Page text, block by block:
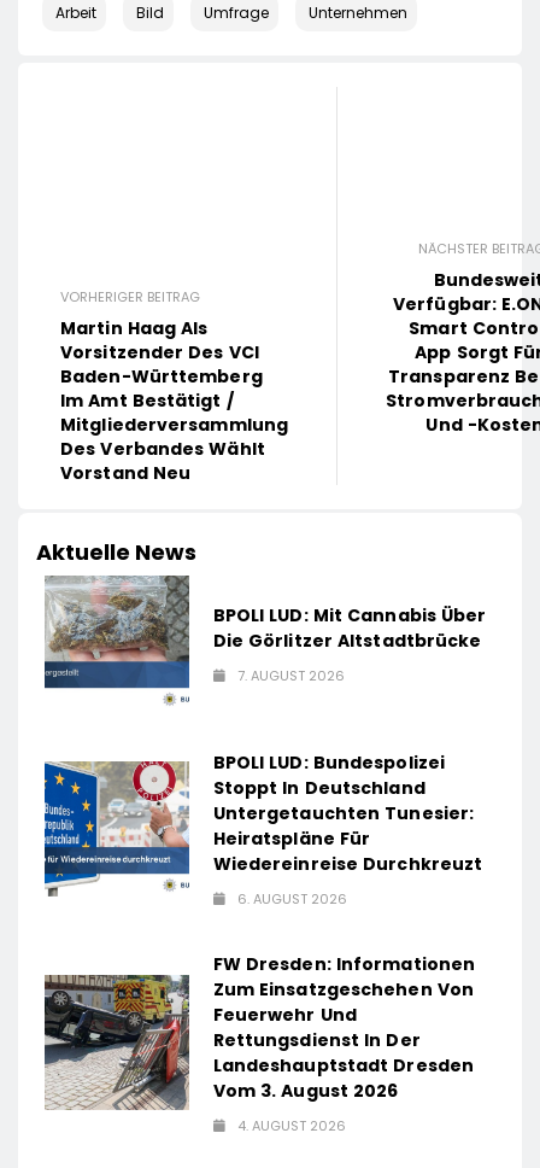
Arbeit Bild Umfrage Unternehmen
VORHERIGER BEITRAG
Martin Haag Als
Vorsitzender Des VCI
Baden-Württemberg
Im Amt Bestätigt /
Mitgliederversammlung
Des Verbandes Wählt
Vorstand Neu
NÄCHSTER
Verfügbar:
Smart
App Sorgt
Transparenz
Und -
Aktuelle News
BPOLI LUD: Mit Cannabis Über
Die Görlitzer Altstadtbrücke
7. AUGUST 2026
BPOLI LUD: Bundespolizei
Stoppt In Deutschland
Untergetauchten Tunesier:
Heiratspläne Für
Wiedereinreise Durchkreuzt
6. AUGUST 2026
FW Dresden: Informationen
Zum Einsatzgeschehen Von
Feuerwehr Und
Rettungsdienst In Der
Landeshauptstadt Dresden
Vom 3. August 2026
4. AUGUST 2026